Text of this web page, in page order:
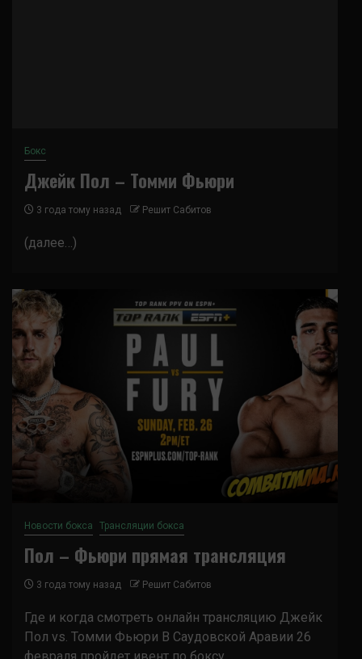
Бокс
Джейк Пол – Томми Фьюри
3 года тому назад Решит Сабитов
(далее…)
Новости бокса Трансляции бокса
Пол – Фьюри прямая трансляция
3 года тому назад Решит Сабитов
Где и когда смотреть онлайн трансляцию Джейк
Пол vs. Томми Фьюри В Саудовской Аравии 26